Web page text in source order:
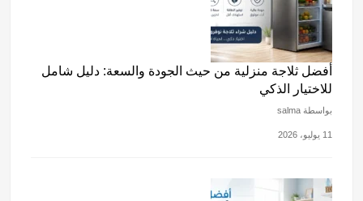
أفضل ثلاجة منزلية من حيث الجودة والسعة: دليل شامل
للاختيار الذكي
بواسطة salma
11 يوليو، 2026